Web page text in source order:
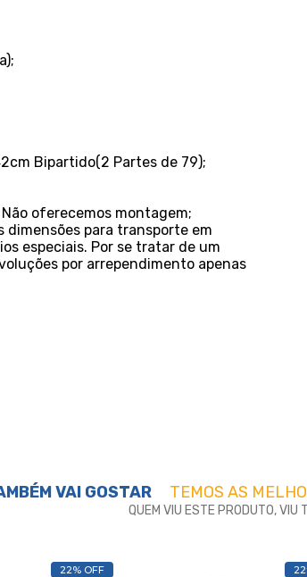
Bipartido(2 Partes de 79);
oferecemos montagem;
dimensões para transporte em
especiais. Por se tratar de um
por arrependimento apenas
VAI GOSTAR TEMOS AS
QUEM VIU ESTE PRODUTO, VIU
22% OFF